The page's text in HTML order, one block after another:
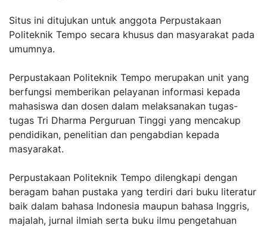
Situs ini ditujukan untuk anggota Perpustakaan
Politeknik Tempo secara khusus dan masyarakat pada
umumnya.
Perpustakaan Politeknik Tempo merupakan unit yang
berfungsi memberikan pelayanan informasi kepada
mahasiswa dan dosen dalam melaksanakan tugas-
tugas Tri Dharma Perguruan Tinggi yang mencakup
pendidikan, penelitian dan pengabdian kepada
masyarakat.
Perpustakaan Politeknik Tempo dilengkapi dengan
beragam bahan pustaka yang terdiri dari buku literatur
baik dalam bahasa Indonesia maupun bahasa Inggris,
majalah, jurnal ilmiah serta buku ilmu pengetahuan